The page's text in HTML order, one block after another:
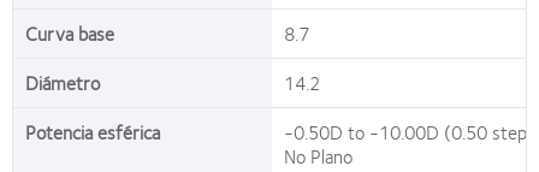
Curva base
8.7
Diámetro
14.2
Potencia esférica
-0.50D to -10.00D (0.50
No Plano